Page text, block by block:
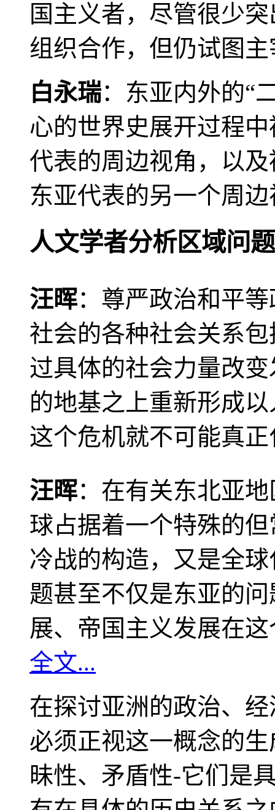
国主义者，尽管很少
组织合作，但仍试图
白永瑞：东亚内外的“
心的世界史展开过程
代表的周边视角，以
东亚代表的另一个周
人文学者分析区域问题
汪晖：尊严政治和平
社会的各种社会关系
过具体的社会力量改
的地基之上重新形成
这个危机就不可能真
汪晖：在有关东北亚
球占据着一个特殊的
冷战的构造，又是全
题甚至不仅是东亚的
展、帝国主义发展在
全文...
在探讨亚洲的政治、
必须正视这一概念的
昧性、矛盾性-它们是